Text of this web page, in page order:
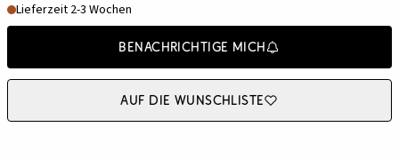
Lieferzeit 2-3 Wochen
Benachrichtige mich
Auf die Wunschliste